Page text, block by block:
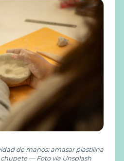
de manos: amasar plastilina
— Foto vía Unsplash